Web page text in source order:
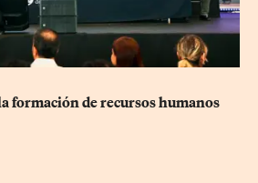
formación de recursos humanos